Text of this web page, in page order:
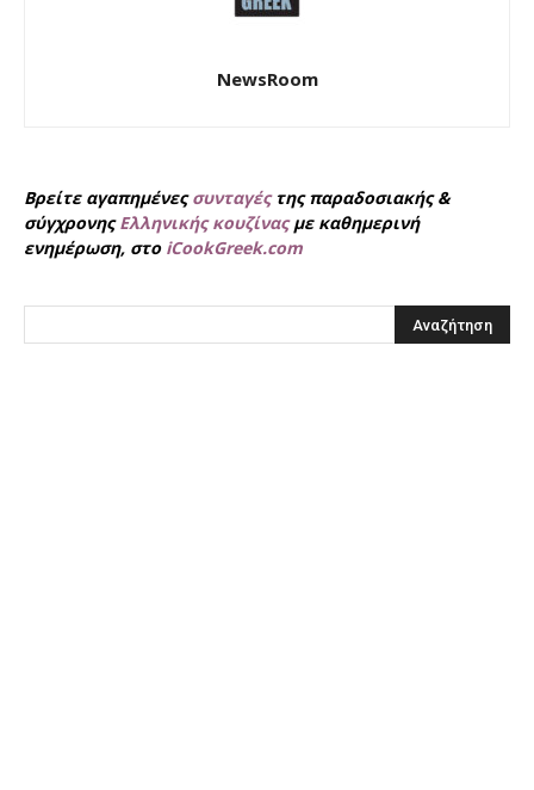
NewsRoom
Βρείτε αγαπημένεςσυνταγέςτης παραδοσιακής &
σύγχρονηςΕλληνικής κουζίναςμε καθημερινή
ενημέρωση, στο iCookGreek.com